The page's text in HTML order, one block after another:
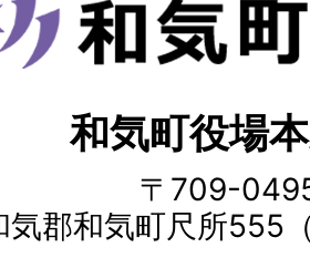
和気町役場
〒709-
気郡和気町尺所555